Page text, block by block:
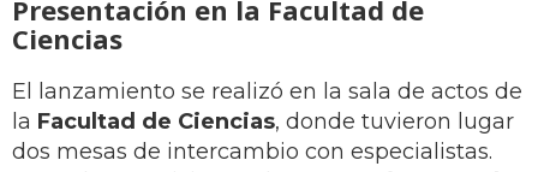
Presentación en la Facultad de
Ciencias
El lanzamiento se realizó en la sala de actos de
la Facultad de Ciencias, donde tuvieron lugar
dos mesas de intercambio con especialistas.